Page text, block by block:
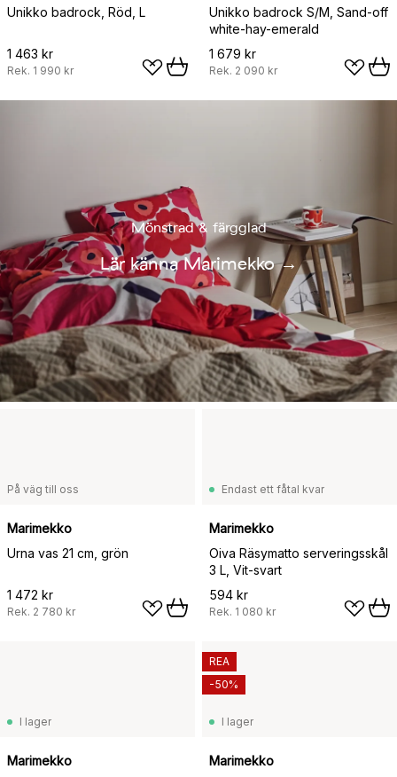
Unikko badrock, Röd, L
1 463 kr
Rek. 1 990 kr
Unikko badrock S/M, Sand-off
white-hay-emerald
1 679 kr
Rek. 2 090 kr
Mönstrad & färgglad
Lär känna Marimekko→
På väg till oss
Marimekko
Urna vas 21 cm, grön
1 472 kr
Rek. 2 780 kr
Endast ett fåtal kvar
Marimekko
Oiva Räsymatto serveringsskål
3 L, Vit-svart
594 kr
Rek. 1 080 kr
I lager
Marimekko
I lager
Marimekko
REA
-50%